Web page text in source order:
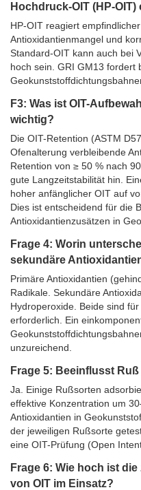
Hochdruck-OIT (HP-
HP-OIT reagiert
Antioxidantienmangel und
Standard-OIT kann auch bei
hoch sein. GRI GM13 fordert
F3: Was ist OIT-
wichtig?
Die OIT-Retention (ASTM
Ofenalterung verbleibende
Retention von ≥ 50 % nach
gute Langzeitstabilität hin.
hoher anfänglicher OIT auf
Dies ist entscheidend für die
Antioxidantienzusätzen in
Frage 4: Worin
sekundäre
Primäre Antioxidantien
Radikale. Sekundäre
Hydroperoxide. Beide sind
erforderlich. Ein
unzureichend.
Frage 5: Beeinflusst
Ja. Einige Rußsorten
effektive Konzentration um
Antioxidantien in
der jeweiligen Rußsorte
eine OIT-Prüfung (Open
Frage 6: Wie hoch ist
von OIT im Einsatz?